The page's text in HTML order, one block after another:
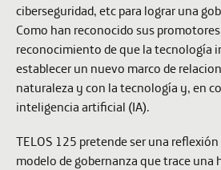
ciberseguridad, etc para lograr una
Como han reconocido sus
reconocimiento de que la tecnología
establecer un nuevo marco de
naturaleza y con la tecnología y, en
inteligencia artificial (IA).
TELOS 125 pretende ser una
modelo de gobernanza que trace una